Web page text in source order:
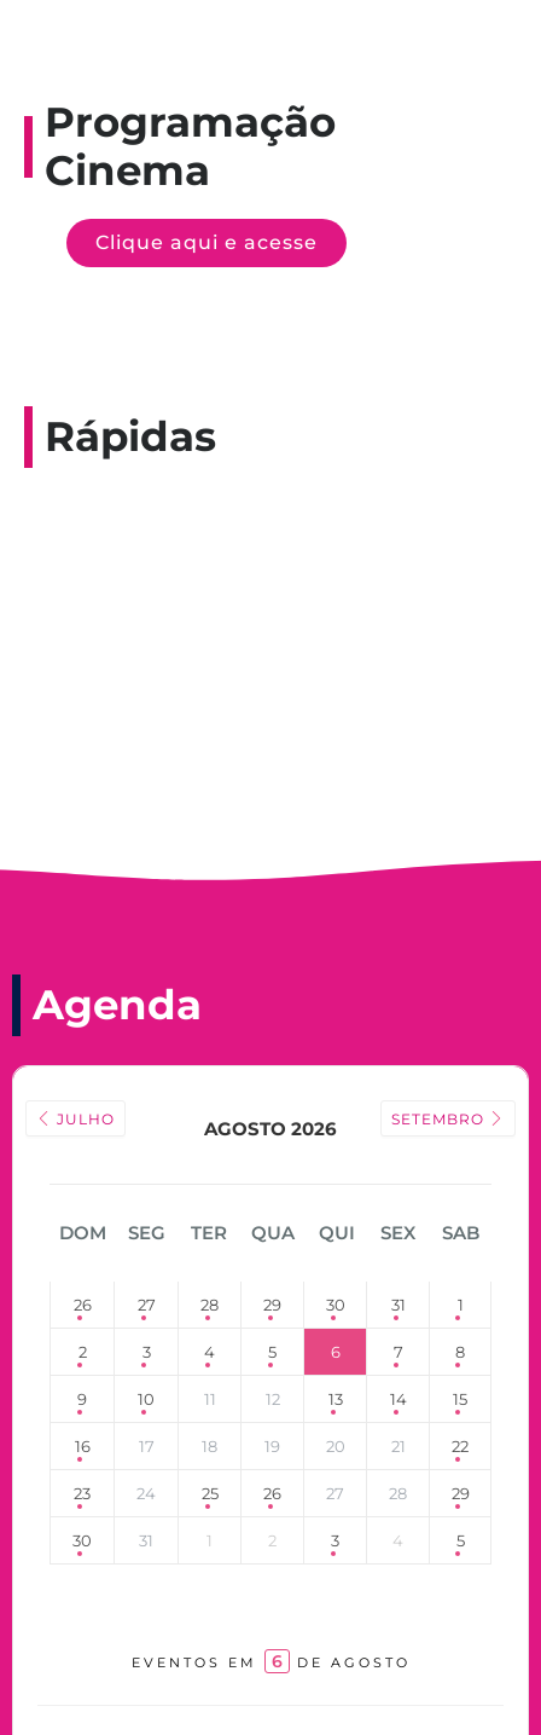
Programação
Cinema
Clique aqui e acesse
Rápidas
Agenda
JULHO AGOSTO 2026 SETEMBRO
DOM SEG TER QUA QUI SEX SAB
26 27 28 29 30 31 1
2 3 4 5 6 7 8
9 10 11 12 13 14 15
16 17 18 19 20 21 22
23 24 25 26 27 28 29
30 31 1 2 3 4 5
EVENTOS EM 6 DE AGOSTO